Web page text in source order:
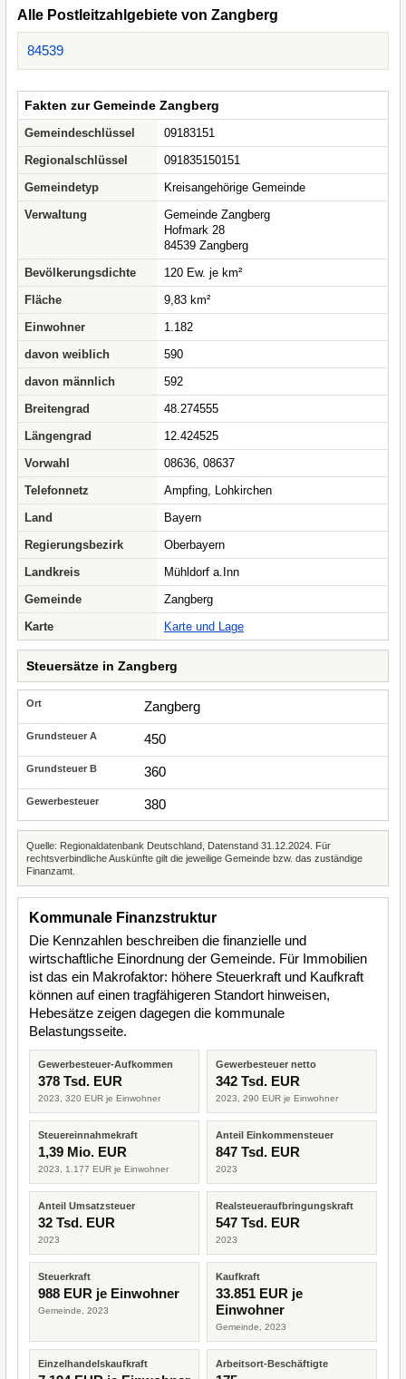
Alle Postleitzahlgebiete von Zangberg
84539
Fakten zur Gemeinde Zangberg
Gemeindeschlüssel
09183151
Regionalschlüssel
091835150151
Gemeindetyp
Kreisangehörige Gemeinde
Verwaltung
Gemeinde Zangberg
Hofmark 28
84539 Zangberg
Bevölkerungsdichte
120 Ew. je km²
Fläche
9,83 km²
Einwohner
1.182
davon weiblich
590
davon männlich
592
Breitengrad
48.274555
Längengrad
12.424525
Vorwahl
08636, 08637
Telefonnetz
Ampfing, Lohkirchen
Land
Bayern
Regierungsbezirk
Oberbayern
Landkreis
Mühldorf a.Inn
Gemeinde
Zangberg
Karte
Karte und Lage
Steuersätze in Zangberg
Zangberg
450
360
380
Quelle: Regionaldatenbank Deutschland, Datenstand 31.12.2024. Für
rechtsverbindliche Auskünfte gilt die jeweilige Gemeinde bzw. das zuständige
Finanzamt.
Kommunale Finanzstruktur
Die Kennzahlen beschreiben die finanzielle und
wirtschaftliche Einordnung der Gemeinde. Für Immobilien
ist das ein Makrofaktor: höhere Steuerkraft und Kaufkraft
können auf einen tragfähigeren Standort hinweisen,
Hebesätze zeigen dagegen die kommunale
Belastungsseite.
Gewerbesteuer-Aufkommen
378 Tsd. EUR
2023, 320 EUR je Einwohner
Gewerbesteuer netto
342 Tsd. EUR
2023, 290 EUR je Einwohner
Steuereinnahmekraft
1,39 Mio. EUR
2023, 1.177 EUR je Einwohner
Anteil Einkommensteuer
847 Tsd. EUR
2023
Anteil Umsatzsteuer
32 Tsd. EUR
2023
Realsteueraufbringungskraft
547 Tsd. EUR
2023
Steuerkraft
988 EUR je Einwohner
Gemeinde, 2023
Kaufkraft
33.851 EUR je
Einwohner
Gemeinde, 2023
Einzelhandelskaufkraft Arbeitsort-Beschäftigte